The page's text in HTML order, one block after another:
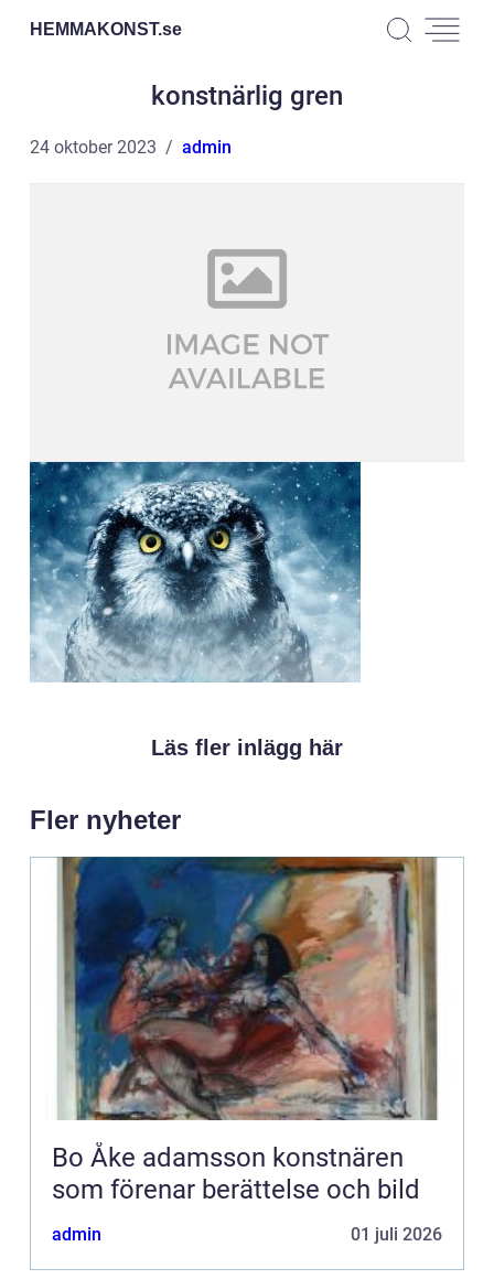
HEMMAKONST.se
konstnärlig gren
24 oktober 2023 admin
Läs fler inlägg här
Fler nyheter
Bo Åke adamsson konstnären
som förenar berättelse och bild
admin 01 juli 2026